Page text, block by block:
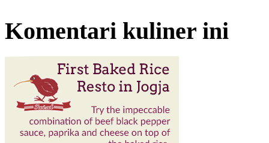
Komentari kuliner ini